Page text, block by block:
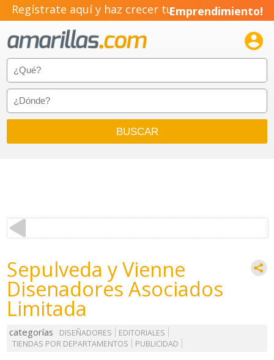
Regístrate aquí y haz crecer tuEmprendimiento!

Sepulveda y Vienne
Disenadores Asociados
Limitada
categorías DISEÑADORES
EDITORIALES
TIENDAS POR DEPARTAMENTOS
PUBLICIDAD